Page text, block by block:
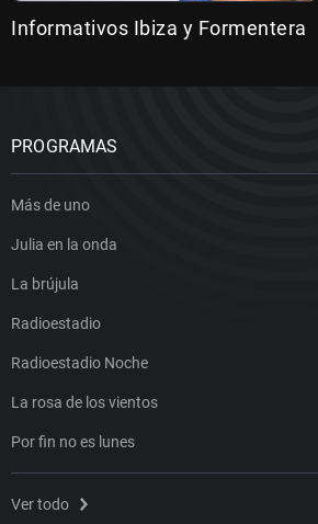
Informativos Ibiza y Formentera
PROGRAMAS
Más de uno
Julia en la onda
La brújula
Radioestadio
Radioestadio Noche
La rosa de los vientos
Por fin no es lunes
Ver todo